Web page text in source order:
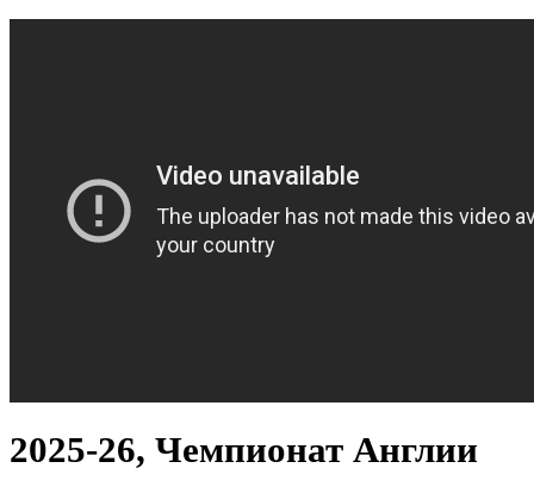
2025-26, Чемпионат Англии